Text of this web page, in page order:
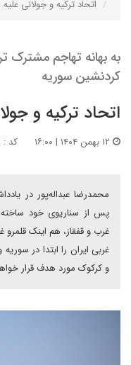
اتحاد ترکیه و جولانی
به بهانه تهاجم مشترک
کردنشین سوریه
اتحاد ترکیه و
کد : ۲۰۳۷۳۹۶
محمدرضا عبداله‌پور در
پس از سناریوی خود ساخته
غرب و قفقاز، هم اینک قلمرو
غربی ایران را ابتدا در
و کرکوک مورد هدف قرار